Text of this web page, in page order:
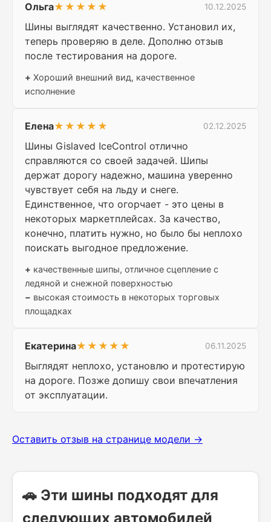
Ольга★★★★★ 10.12.2025
Шины выглядят качественно. Установил их,
теперь проверяю в деле. Дополню отзыв
после тестирования на дороге.
+ Хороший внешний вид, качественное
исполнение
Елена★★★★★ 02.12.2025
Шины Gislaved IceControl отлично
справляются со своей задачей. Шипы
держат дорогу надежно, машина уверенно
чувствует себя на льду и снеге.
Единственное, что огорчает - это цены в
некоторых маркетплейсах. За качество,
конечно, платить нужно, но было бы неплохо
поискать выгодное предложение.
+ качественные шипы, отличное сцепление с
ледяной и снежной поверхностью
− высокая стоимость в некоторых торговых
площадках
Екатерина★★★★★ 06.11.2025
Выглядят неплохо, установлю и протестирую
на дороге. Позже допишу свои впечатления
от эксплуатации.
Оставить отзыв на странице модели →
🚗 Эти шины подходят для
следующих автомобилей